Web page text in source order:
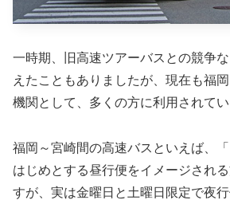
一時期、旧高速ツアーバスとの競争
えたこともありましたが、現在も福
機関として、多くの方に利用されてい
福岡～宮崎間の高速バスといえば、
はじめとする昼行便をイメージされ
すが、実は金曜日と土曜日限定で夜